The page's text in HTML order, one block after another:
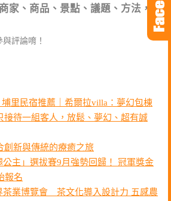
家、商品、景點、議題、方法，
評論唷！
埔里民宿推薦｜希爾拉villa：夢幻包棟
接待一組客人，放鬆、夢幻、超有誠
創新與傳統的療癒之旅
公主」選拔賽9月強勢回歸！ 冠軍獎金
報名
茶業博覽會 茶文化導入設計力 五感農